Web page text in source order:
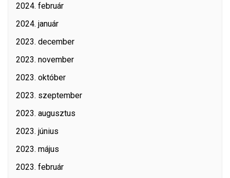
2024. február
2024. január
2023. december
2023. november
2023. október
2023. szeptember
2023. augusztus
2023. június
2023. május
2023. február